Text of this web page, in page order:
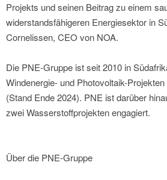
Projekts und seinen Beitrag zu einem
widerstandsfähigeren Energiesektor in
Cornelissen, CEO von NOA.
Die PNE-Gruppe ist seit 2010 in
Windenergie- und Photovoltaik-
(Stand Ende 2024). PNE ist darüber
zwei Wasserstoffprojekten engagiert.
Über die PNE-Gruppe